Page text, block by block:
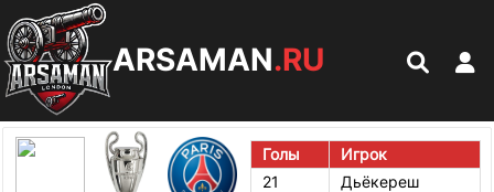
ARSAMAN.RU
Голы
Игрок
21
Дьёкереш